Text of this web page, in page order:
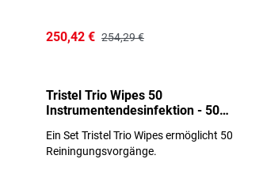
250,42 € 254,29 €
Tristel Trio Wipes 50
Instrumentendesinfektion - 50
Ein Set Tristel Trio Wipes ermöglicht 50
Reiningungsvorgänge.